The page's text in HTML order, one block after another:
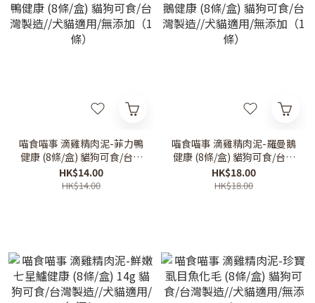
喵食喵事 滴雞精肉泥-菲力鴨
健康 (8條/盒) 貓狗可食/台灣
製造//犬貓適用/無添加（1
條）
HK$14.00
HK$14.00
喵食喵事 滴雞精肉泥-羅曼鵝
健康 (8條/盒) 貓狗可食/台灣
製造//犬貓適用/無添加（1
條）
HK$18.00
HK$18.00